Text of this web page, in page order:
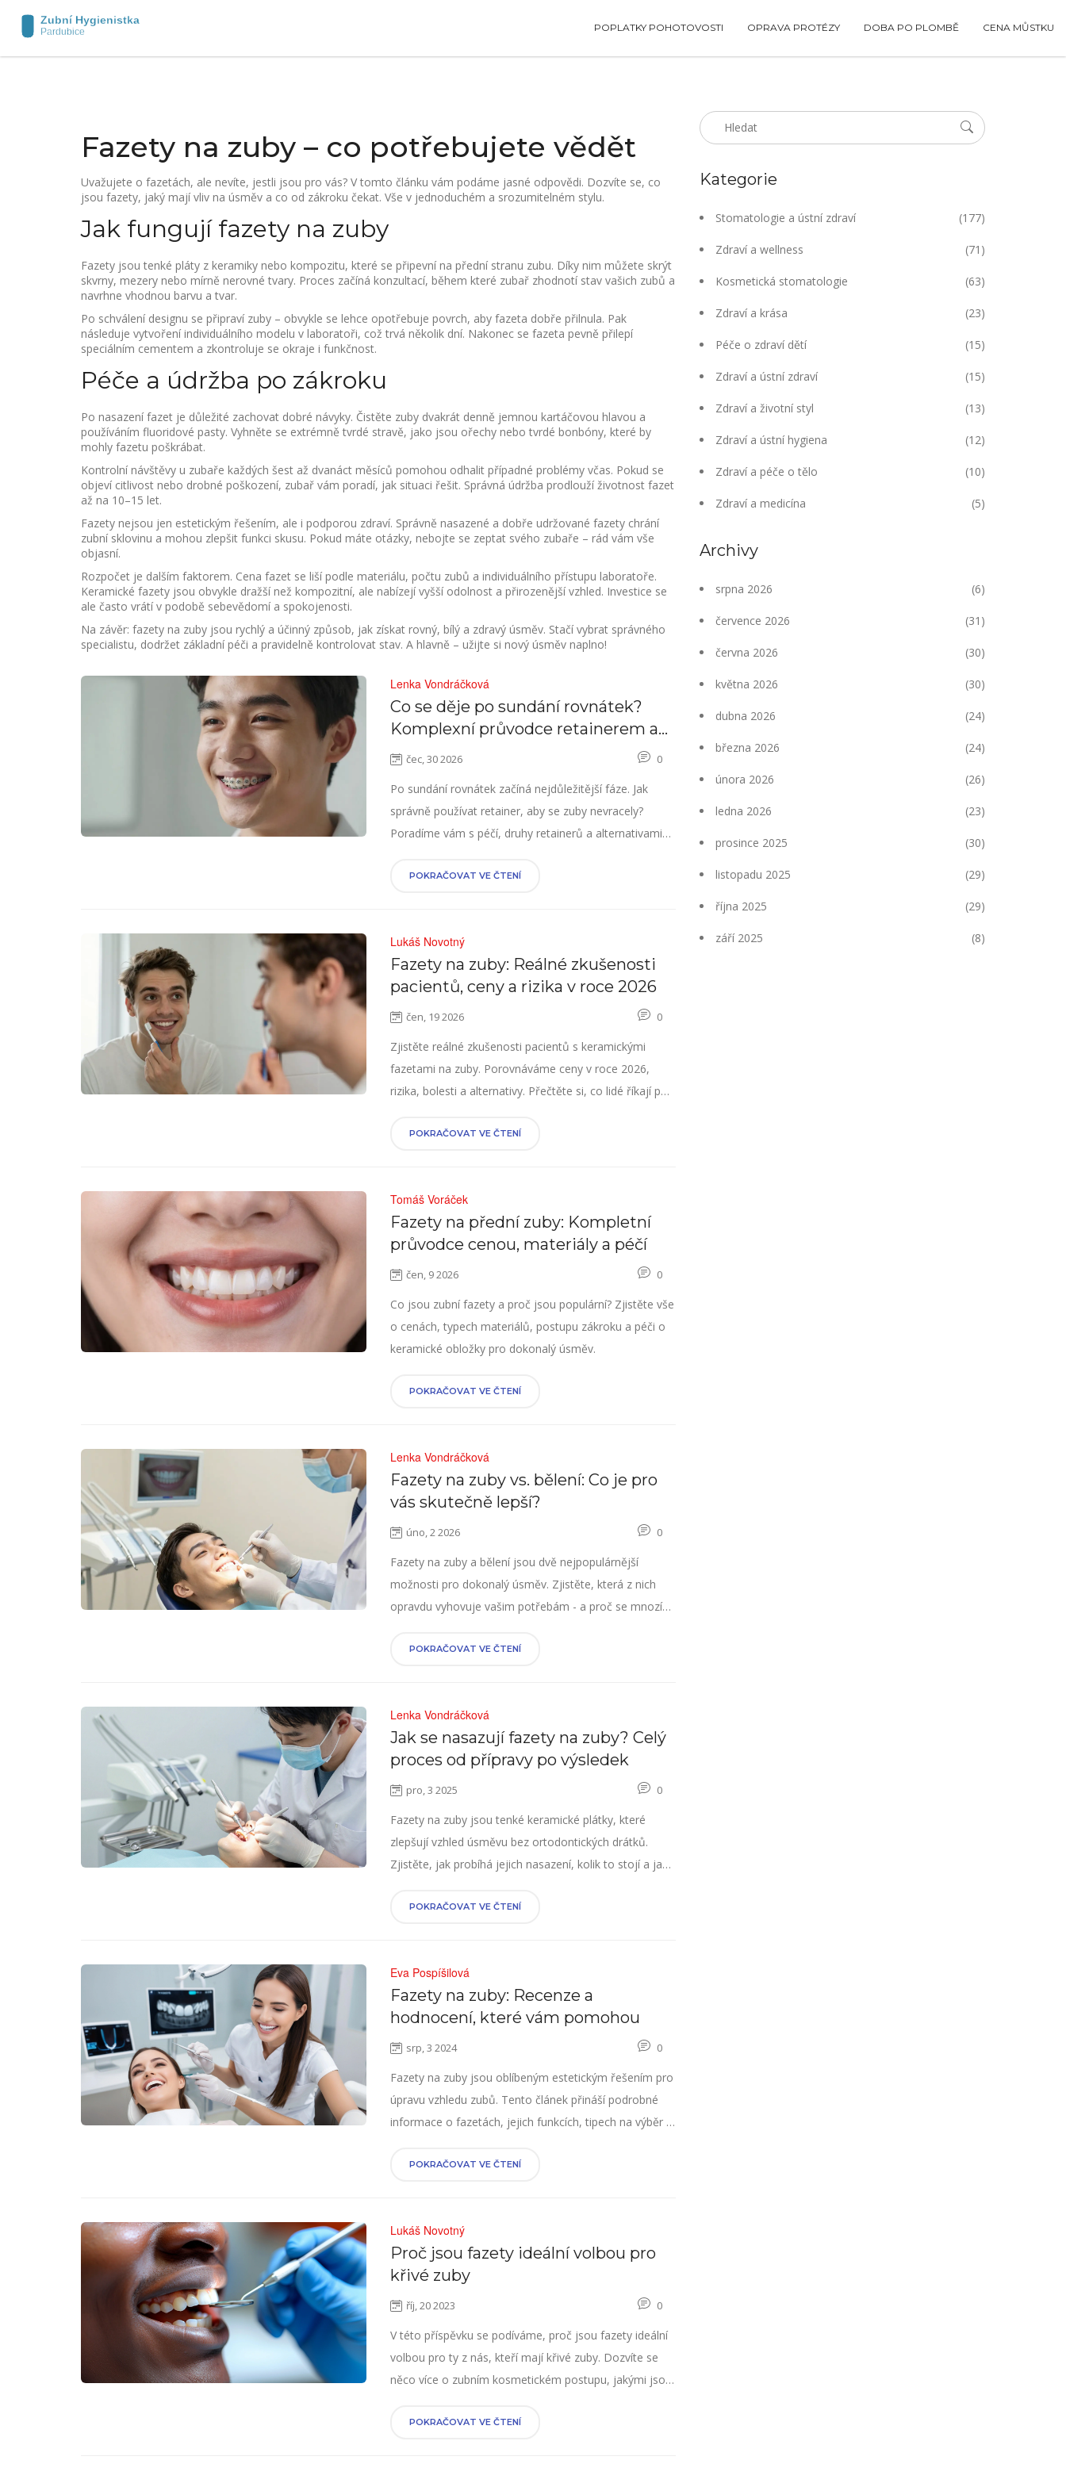
POPLATKY POHOTOVOSTI OPRAVA PROTÉZY DOBA PO PLOMBĚ CENA MŮSTKU
Fazety na zuby – co potřebujete vědět
Uvažujete o fazetách, ale nevíte, jestli jsou pro vás? V tomto článku vám podáme jasné odpovědi. Dozvíte se, co
jsou fazety, jaký mají vliv na úsměv a co od zákroku čekat. Vše v jednoduchém a srozumitelném stylu.
Jak fungují fazety na zuby
Fazety jsou tenké pláty z keramiky nebo kompozitu, které se připevní na přední stranu zubu. Díky nim můžete skrýt
skvrny, mezery nebo mírně nerovné tvary. Proces začíná konzultací, během které zubař zhodnotí stav vašich zubů a
navrhne vhodnou barvu a tvar.
Po schválení designu se připraví zuby – obvykle se lehce opotřebuje povrch, aby fazeta dobře přilnula. Pak
následuje vytvoření individuálního modelu v laboratoři, což trvá několik dní. Nakonec se fazeta pevně přilepí
speciálním cementem a zkontroluje se okraje i funkčnost.
Péče a údržba po zákroku
Po nasazení fazet je důležité zachovat dobré návyky. Čistěte zuby dvakrát denně jemnou kartáčovou hlavou a
používáním fluoridové pasty. Vyhněte se extrémně tvrdé stravě, jako jsou ořechy nebo tvrdé bonbóny, které by
mohly fazetu poškrábat.
Kontrolní návštěvy u zubaře každých šest až dvanáct měsíců pomohou odhalit případné problémy včas. Pokud se
objeví citlivost nebo drobné poškození, zubař vám poradí, jak situaci řešit. Správná údržba prodlouží životnost fazet
až na 10–15 let.
Fazety nejsou jen estetickým řešením, ale i podporou zdraví. Správně nasazené a dobře udržované fazety chrání
zubní sklovinu a mohou zlepšit funkci skusu. Pokud máte otázky, nebojte se zeptat svého zubaře – rád vám vše
objasní.
Rozpočet je dalším faktorem. Cena fazet se liší podle materiálu, počtu zubů a individuálního přístupu laboratoře.
Keramické fazety jsou obvykle dražší než kompozitní, ale nabízejí vyšší odolnost a přirozenější vzhled. Investice se
ale často vrátí v podobě sebevědomí a spokojenosti.
Na závěr: fazety na zuby jsou rychlý a účinný způsob, jak získat rovný, bílý a zdravý úsměv. Stačí vybrat správného
specialistu, dodržet základní péči a pravidelně kontrolovat stav. A hlavně – užijte si nový úsměv naplno!
Lenka Vondráčková
Co se děje po sundání rovnátek?
Komplexní průvodce retainerem a
péčí o nové zuby
čec, 30 2026 0
Po sundání rovnátek začíná nejdůležitější fáze. Jak
správně používat retainer, aby se zuby nevracely?
Poradíme vám s péčí, druhy retainerů a alternativami
POKRAČOVAT VE ČTENÍ
Lukáš Novotný
Fazety na zuby: Reálné zkušenosti
pacientů, ceny a rizika v roce 2026
čen, 19 2026 0
Zjistěte reálné zkušenosti pacientů s keramickými
fazetami na zuby. Porovnáváme ceny v roce 2026,
rizika, bolesti a alternativy. Přečtěte si, co lidé říkají po
POKRAČOVAT VE ČTENÍ
Tomáš Voráček
Fazety na přední zuby: Kompletní
průvodce cenou, materiály a péčí
čen, 9 2026 0
Co jsou zubní fazety a proč jsou populární? Zjistěte vše
o cenách, typech materiálů, postupu zákroku a péči o
keramické obložky pro dokonalý úsměv.
POKRAČOVAT VE ČTENÍ
Lenka Vondráčková
Fazety na zuby vs. bělení: Co je pro
vás skutečně lepší?
úno, 2 2026 0
Fazety na zuby a bělení jsou dvě nejpopulárnější
možnosti pro dokonalý úsměv. Zjistěte, která z nich
opravdu vyhovuje vašim potřebám - a proč se mnozí
POKRAČOVAT VE ČTENÍ
Lenka Vondráčková
Jak se nasazují fazety na zuby? Celý
proces od přípravy po výsledek
pro, 3 2025 0
Fazety na zuby jsou tenké keramické plátky, které
zlepšují vzhled úsměvu bez ortodontických drátků.
Zjistěte, jak probíhá jejich nasazení, kolik to stojí a jak
POKRAČOVAT VE ČTENÍ
Eva Pospíšilová
Fazety na zuby: Recenze a
hodnocení, které vám pomohou
srp, 3 2024 0
Fazety na zuby jsou oblíbeným estetickým řešením pro
úpravu vzhledu zubů. Tento článek přináší podrobné
informace o fazetách, jejich funkcích, tipech na výběr a
POKRAČOVAT VE ČTENÍ
Lukáš Novotný
Proč jsou fazety ideální volbou pro
křivé zuby
říj, 20 2023 0
V této příspěvku se podíváme, proč jsou fazety ideální
volbou pro ty z nás, kteří mají křivé zuby. Dozvíte se
něco více o zubním kosmetickém postupu, jakými jsou
Pokud se snažíte najít nejlepší způsob, jak se
POKRAČOVAT VE ČTENÍ
Kategorie
Stomatologie a ústní zdraví (177)
Zdraví a wellness (71)
Kosmetická stomatologie (63)
Zdraví a krása (23)
Péče o zdraví dětí (15)
Zdraví a ústní zdraví (15)
Zdraví a životní styl (13)
Zdraví a ústní hygiena (12)
Zdraví a péče o tělo (10)
Zdraví a medicína (5)
Archivy
srpna 2026 (6)
července 2026 (31)
června 2026 (30)
května 2026 (30)
dubna 2026 (24)
března 2026 (24)
února 2026 (26)
ledna 2026 (23)
prosince 2025 (30)
listopadu 2025 (29)
října 2025 (29)
září 2025 (8)